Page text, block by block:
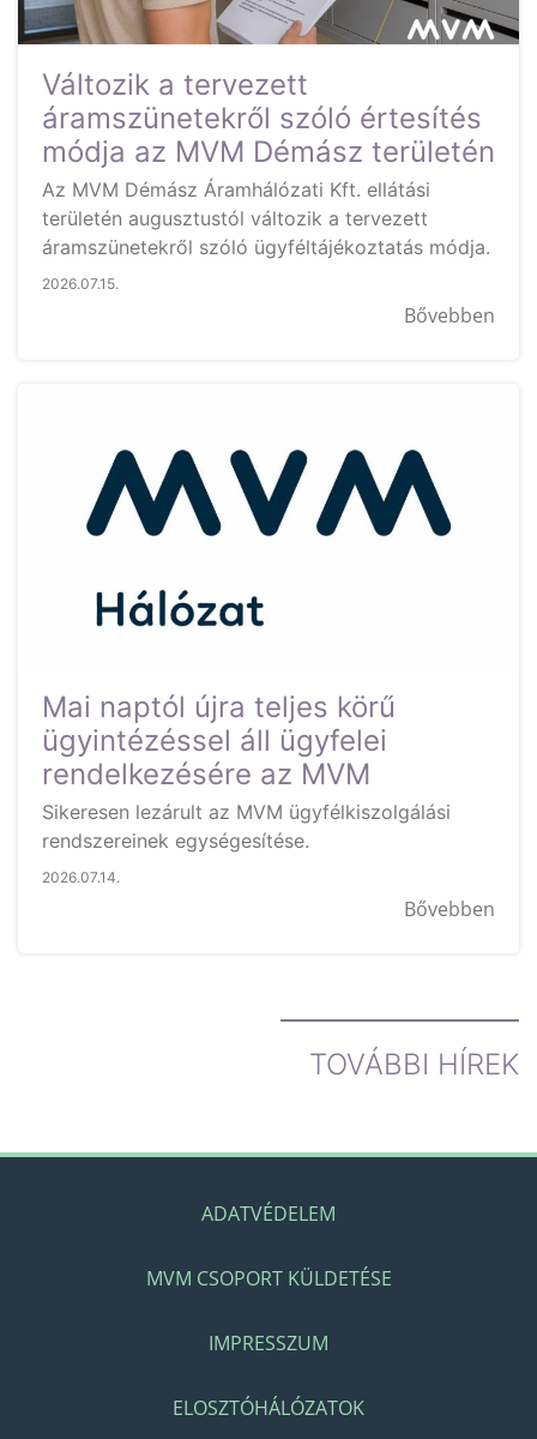
Változik a tervezett
áramszünetekről szóló értesítés
módja az MVM Démász területén
Az MVM Démász Áramhálózati Kft. ellátási
területén augusztustól változik a tervezett
áramszünetekről szóló ügyféltájékoztatás módja.
2026.07.15.
Bővebben
Mai naptól újra teljes körű
ügyintézéssel áll ügyfelei
rendelkezésére az MVM
Sikeresen lezárult az MVM ügyfélkiszolgálási
rendszereinek egységesítése.
2026.07.14.
Bővebben
TOVÁBBI HÍREK
ADATVÉDELEM
MVM CSOPORT KÜLDETÉSE
IMPRESSZUM
ELOSZTÓHÁLÓZATOK